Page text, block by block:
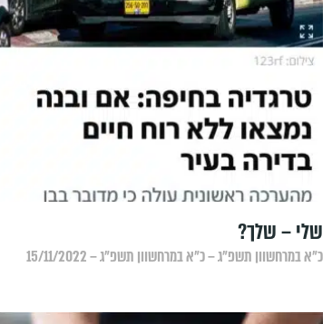
שלי – שלך?
כ״א במרחשוון תשפ״ג – כ״א במרחשוון תשפ״ג – 15/11/2022